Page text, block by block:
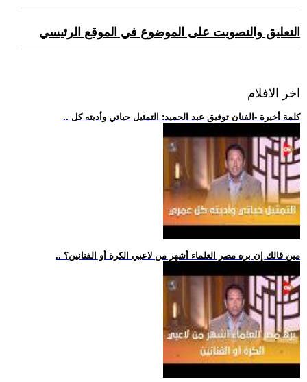
التعليق والتصويت على الموضوع في الموقع الرئيسي
اخر الافلام
.. كلمة أخيرة -الفنان توفيق عبد الحميد: التمثيل حياتي وأديته كل
.. مين قالك إن بره مصر العلماء أشهر من لاعبي الكرة أو الفنانين؟